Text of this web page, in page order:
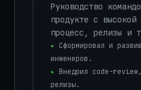
Руководство
продукте с
процесс, релизы и
▸ Сформировал и
инженеров.
▸ Внедрил code-
релизы.